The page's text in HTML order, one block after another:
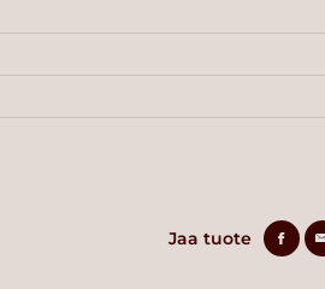
Jaa tuote